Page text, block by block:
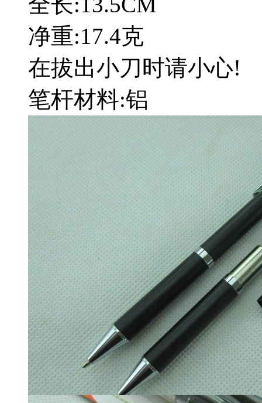
净重:17.4克
在拔出小刀时请小心!
笔杆材料:铝